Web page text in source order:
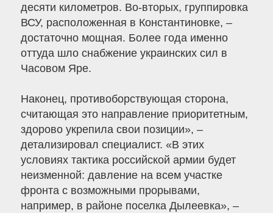
десяти километров. Во-вторых, группировка
ВСУ, расположенная в Константиновке, –
достаточно мощная. Более года именно
оттуда шло снабжение украинских сил в
Часовом Яре.
Наконец, противоборствующая сторона,
считающая это направление приоритетным,
здорово укрепила свои позиции», –
детализировал специалист. «В этих
условиях тактика российской армии будет
неизменной: давление на всем участке
фронта с возможными прорывами,
например, в районе поселка Дылеевка», –